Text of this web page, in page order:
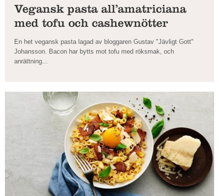
Vegansk pasta all’amatriciana
med tofu och cashewnötter
En het vegansk pasta lagad av bloggaren Gustav "Jävligt Gott"
Johansson. Bacon har bytts mot tofu med röksmak, och
anrättning...